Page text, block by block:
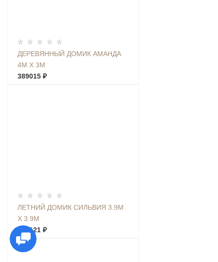
ДЕРЕВЯННЫЙ ДОМИК АМАНДА
4М Х 3М
389015 ₽
ЛЕТНИЙ ДОМИК СИЛЬВИЯ 3.9М
Х 3.9М
368121 ₽